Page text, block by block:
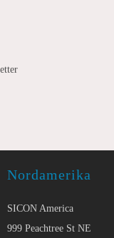
Nordamerika
SICON America
999 Peachtree St NE